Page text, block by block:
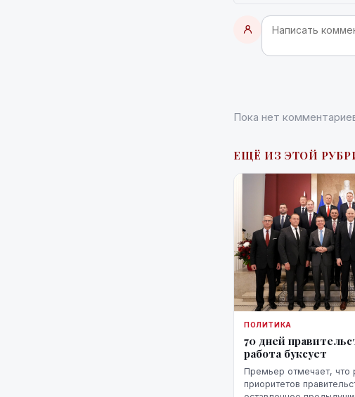
Пока нет
ЕЩЁ ИЗ ЭТОЙ
ПОЛИТИКА
70 дней
работа буксует
Премьер отмечает, что
приоритетов